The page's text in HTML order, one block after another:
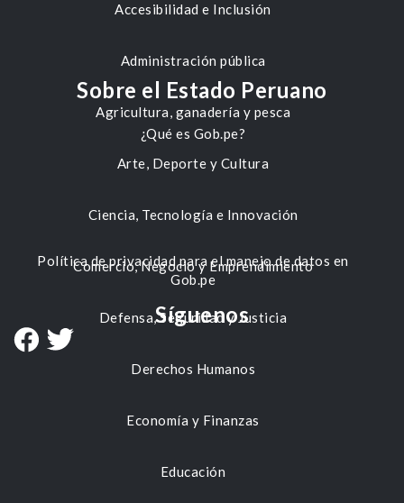
Accesibilidad e Inclusión
Administración pública
Agricultura, ganadería y pesca
Arte, Deporte y Cultura
Ciencia, Tecnología e Innovación
Comercio, Negocio y Emprendimiento
Defensa, Seguridad y Justicia
Derechos Humanos
Economía y Finanzas
Educación
Sobre el Estado Peruano
¿Qué es Gob.pe?
Política de privacidad para el manejo de datos en
Gob.pe
Síguenos